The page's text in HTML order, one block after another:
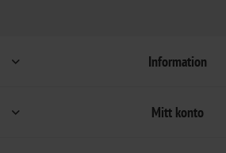
Information
Mitt konto